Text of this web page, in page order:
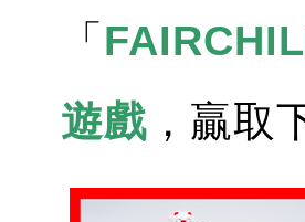
「
遊戲 ，贏取